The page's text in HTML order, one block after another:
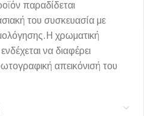
παραδίδεται
του συσκευασία με
χρωματική
να διαφέρει
απεικόνισή του